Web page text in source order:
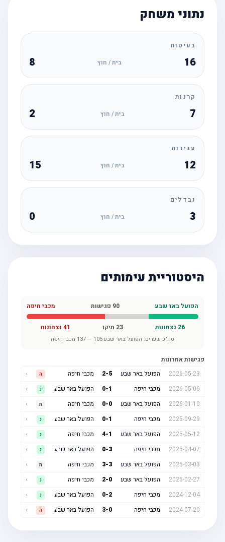
נתוני משחק
בעיטות
16 בית / חוץ
קרנות
בית / חוץ
עבירות
12 בית / חוץ 15
נבדלים
בית / חוץ
היסטוריית עימותים
הפועל באר שבע 90פגישות מכבי חיפה
26נצחונות 23תיקו נצחונות
סה"כ שערים:הפועל באר שבע105
—
137מכבי חיפה
פגישות אחרונות
2026-05-23
הפועל באר שבע 2- מכבי חיפה
2026-05-06
מכבי חיפה 0 הפועל באר שבע
2026-01-10
הפועל באר שבע 0 מכבי חיפה
2025-09-29
מכבי חיפה 0 הפועל באר שבע
2025-05-12
הפועל באר שבע 4 מכבי חיפה
2025-04-07
מכבי חיפה 0 הפועל באר שבע
2025-03-03
הפועל באר שבע 3 מכבי חיפה
2025-02-27
הפועל באר שבע 2 מכבי חיפה
2024-12-04
מכבי חיפה 0 הפועל באר שבע
2024-07-20
מכבי חיפה 3 הפועל באר שבע